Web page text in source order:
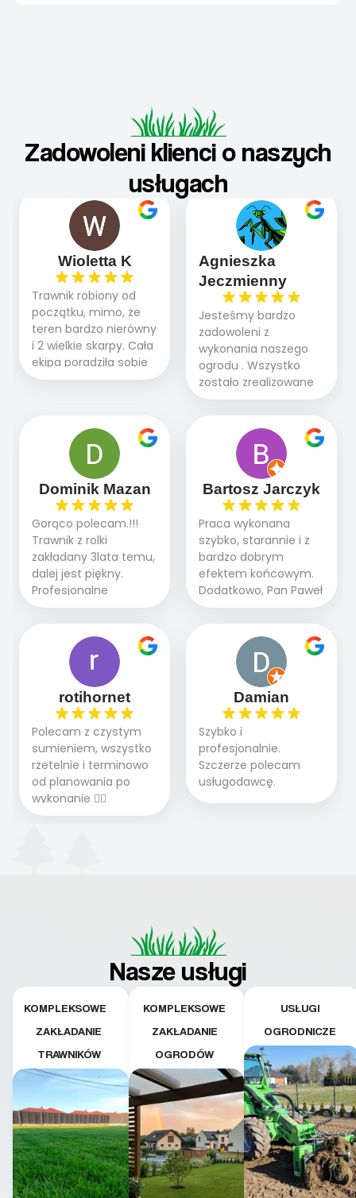
Zadowoleni klienci o naszych
usługach
Wioletta K
Trawnik robiony od
początku, mimo, że
teren bardzo nierówny
i 2 wielkie skarpy. Cała
ekipa poradziła sobie
WSPANIALE od
panowie wiedzą co
robią. Wszystko poszło
sprawnie i szybko.
Doradztwo w
pielęgnacji trawnika
teraz i na późniejszym
etapie jest dużym
plusem. Teraz razem
z dzieckiem i małym
pieskiem cieszymy się
pięknym trawnikiem :)
A trawa robi efekt
Agnieszka
Jeczmienny
Jesteśmy bardzo
zadowoleni z
wykonania naszego
ogrodu . Wszystko
zostało zrealizowane
fachowo, rzetelnie i
oczekiwaniami. Prace
przebiegały sprawnie
dzięki temu,że firma
działa kompleksowo :
ogrodnictwo,nawodnienie,
brukarstwo.Efekt
końcowy przerósł
nasze oczekiwania.
Polecamy tę firmę
wszystkim , którzy
marzą o pięknym
Dominik Mazan
Gorąco polecam.!!!
Trawnik z rolki
zakładany 3lata temu,
dalej jest piękny.
Profesjonalne
podejście do pracy,
2 zlecenia na rolkę.
Polecam.
Bartosz Jarczyk
Praca wykonana
szybko, starannie i z
bardzo dobrym
efektem końcowym.
Dodatkowo, Pan Paweł
chętnie udziela porad
rotihornet
Polecam z czystym
sumieniem, wszystko
rzetelnie i terminowo
od planowania po
wykonanie 👍🏻
Damian
Szybko i
profesjonalnie.
Szczerze polecam
usługodawcę.
Nasze usługi
KOMPLEKSOWE
ZAKŁADANIE
TRAWNIKÓW
KOMPLEKSOWE
ZAKŁADANIE
OGRODÓW
USŁUGI
OGRODNICZE